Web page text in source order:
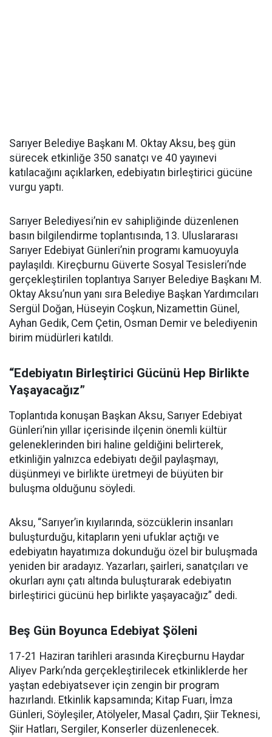
Sarıyer Belediye Başkanı M. Oktay Aksu, beş gün
sürecek etkinliğe 350 sanatçı ve 40 yayınevi
katılacağını açıklarken, edebiyatın birleştirici gücüne
vurgu yaptı.
Sarıyer Belediyesi’nin ev sahipliğinde düzenlenen
basın bilgilendirme toplantısında, 13. Uluslararası
Sarıyer Edebiyat Günleri’nin programı kamuoyuyla
paylaşıldı. Kireçburnu Güverte Sosyal Tesisleri’nde
gerçekleştirilen toplantıya Sarıyer Belediye Başkanı M.
Oktay Aksu’nun yanı sıra Belediye Başkan Yardımcıları
Sergül Doğan, Hüseyin Coşkun, Nizamettin Günel,
Ayhan Gedik, Cem Çetin, Osman Demir ve belediyenin
birim müdürleri katıldı.
“Edebiyatın Birleştirici Gücünü Hep Birlikte
Yaşayacağız”
Toplantıda konuşan Başkan Aksu, Sarıyer Edebiyat
Günleri’nin yıllar içerisinde ilçenin önemli kültür
geleneklerinden biri haline geldiğini belirterek,
etkinliğin yalnızca edebiyatı değil paylaşmayı,
düşünmeyi ve birlikte üretmeyi de büyüten bir
buluşma olduğunu söyledi.
Aksu, “Sarıyer’in kıyılarında, sözcüklerin insanları
buluşturduğu, kitapların yeni ufuklar açtığı ve
edebiyatın hayatımıza dokunduğu özel bir buluşmada
yeniden bir aradayız. Yazarları, şairleri, sanatçıları ve
okurları aynı çatı altında buluşturarak edebiyatın
birleştirici gücünü hep birlikte yaşayacağız” dedi.
Beş Gün Boyunca Edebiyat Şöleni
17-21 Haziran tarihleri arasında Kireçburnu Haydar
Aliyev Parkı’nda gerçekleştirilecek etkinliklerde her
yaştan edebiyatsever için zengin bir program
hazırlandı. Etkinlik kapsamında; Kitap Fuarı, İmza
Günleri, Söyleşiler, Atölyeler, Masal Çadırı, Şiir Teknesi,
Şiir Hatları, Sergiler, Konserler düzenlenecek.